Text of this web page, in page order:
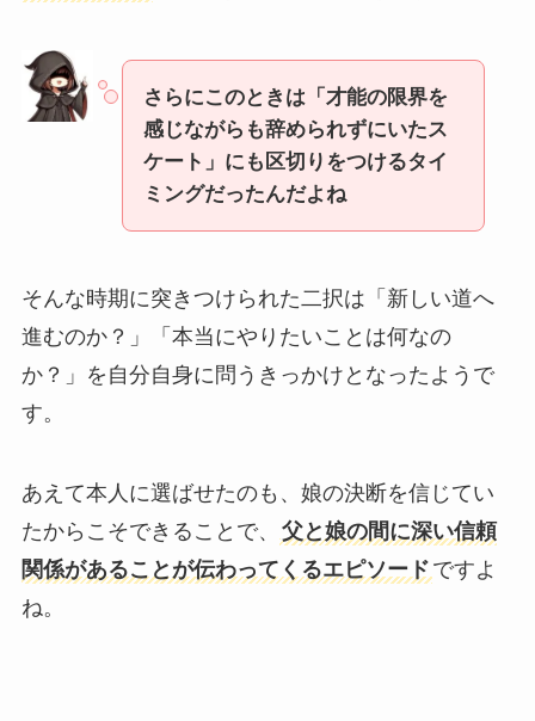
さらにこのときは「才能の限界を
感じながらも辞められずにいたス
ケート」にも区切りをつけるタイ
ミングだったんだよね
そんな時期に突きつけられた二択は「新しい道へ
進むのか？」「本当にやりたいことは何なの
か？」を自分自身に問うきっかけとなったようで
す。
あえて本人に選ばせたのも、娘の決断を信じてい
たからこそできることで、
父と娘の間に深い信頼
関係があることが伝わってくるエピソード ですよ
ね。